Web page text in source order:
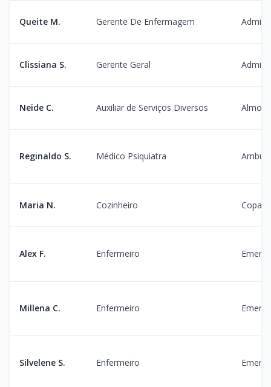
Queite M. Gerente De Enfermagem
Clissiana S. Gerente Geral
Neide C. Auxiliar de Serviços Diversos
Reginaldo S. Médico Psiquiatra
Maria N. Cozinheiro Copa
Alex F. Enfermeiro
Millena C. Enfermeiro
Silvelene S. Enfermeiro